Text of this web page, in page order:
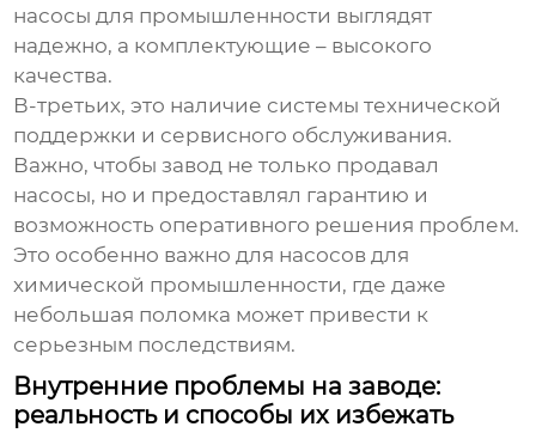
насосы для промышленности выглядят
надежно, а комплектующие – высокого
качества.
В-третьих, это наличие системы технической
поддержки и сервисного обслуживания.
Важно, чтобы завод не только продавал
насосы, но и предоставлял гарантию и
возможность оперативного решения проблем.
Это особенно важно для насосов для
химической промышленности, где даже
небольшая поломка может привести к
серьезным последствиям.
Внутренние проблемы на заводе:
реальность и способы их избежать